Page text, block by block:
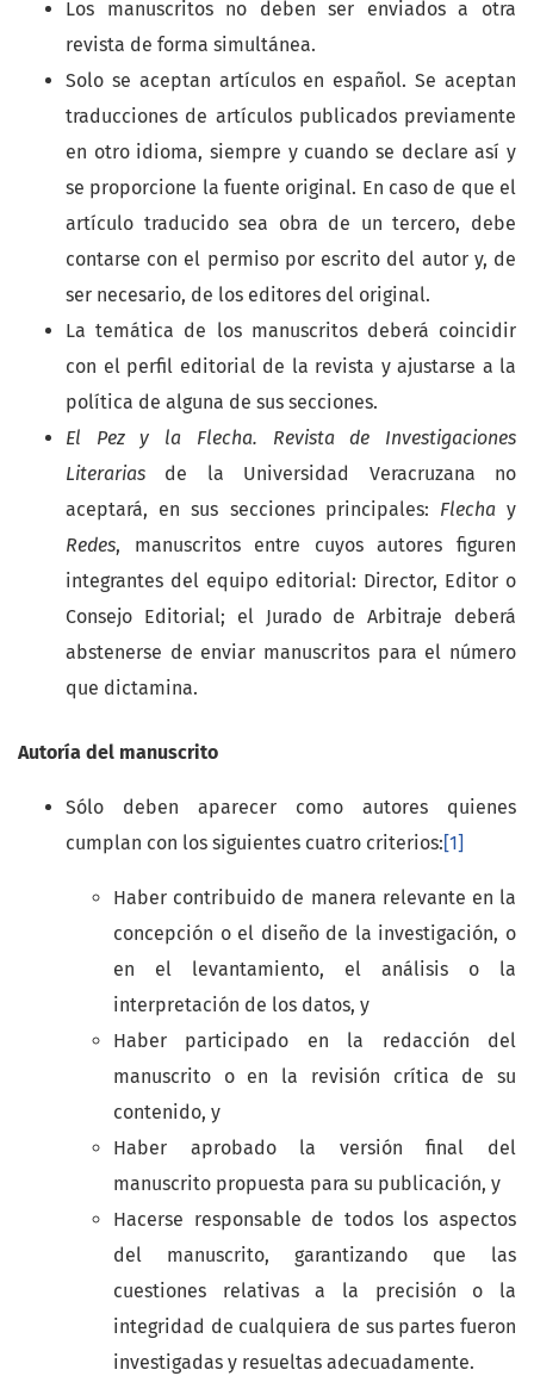
Los manuscritos no deben ser enviados a otra
revista de forma simultánea.
Solo se aceptan artículos en español. Se aceptan
traducciones de artículos publicados previamente
en otro idioma, siempre y cuando se declare así y
se proporcione la fuente original. En caso de que el
artículo traducido sea obra de un tercero, debe
contarse con el permiso por escrito del autor y, de
ser necesario, de los editores del original.
La temática de los manuscritos deberá coincidir
con el perfil editorial de la revista y ajustarse a la
política de alguna de sus secciones.
El Pez y la Flecha. Revista de Investigaciones
Literarias de la Universidad Veracruzana no
aceptará, en sus secciones principales: Flechay
Redes, manuscritos entre cuyos autores figuren
integrantes del equipo editorial: Director, Editor o
Consejo Editorial; el Jurado de Arbitraje deberá
abstenerse de enviar manuscritos para el número
que dictamina.
Autoría del manuscrito
Sólo deben aparecer como autores quienes
cumplan con los siguientes cuatro criterios:[1]
Haber contribuido de manera relevante en la
concepción o el diseño de la investigación, o
en el levantamiento, el análisis o la
interpretación de los datos, y
Haber participado en la redacción del
manuscrito o en la revisión crítica de su
contenido, y
Haber aprobado la versión final del
manuscrito propuesta para su publicación, y
Hacerse responsable de todos los aspectos
del manuscrito, garantizando que las
cuestiones relativas a la precisión o la
integridad de cualquiera de sus partes fueron
investigadas y resueltas adecuadamente.